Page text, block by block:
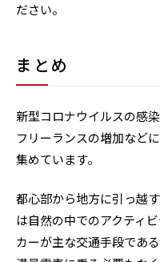
ださい。
まとめ
新型コロナウイルスの感
フリーランスの増加など
集めています。
都心部から地方に引っ越
は自然の中でのアクティ
カーが主な交通手段であ